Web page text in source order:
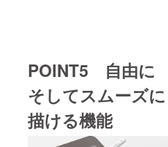
POINT5 自由に
そしてスムーズに
描ける機能